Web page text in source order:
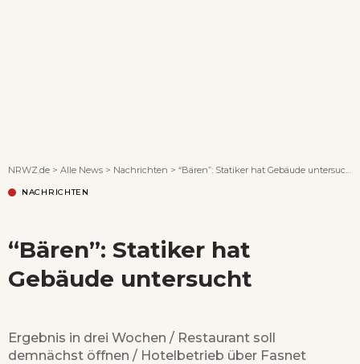
NRWZ.de > Alle News > Nachrichten > “Bären”: Statiker hat Gebäude untersucht
NACHRICHTEN
“Bären”: Statiker hat
Gebäude untersucht
Ergebnis in drei Wochen / Restaurant soll
demnächst öffnen / Hotelbetrieb über Fasnet